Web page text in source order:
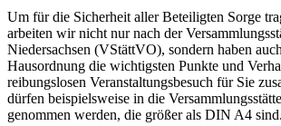
Um für die Sicherheit aller Beteiligten Sorge
arbeiten wir nicht nur nach der
Niedersachsen (VStättVO), sondern haben
Hausordnung die wichtigsten Punkte und
reibungslosen Veranstaltungsbesuch für Sie
dürfen beispielsweise in die
genommen werden, die größer als DIN A4 sind.